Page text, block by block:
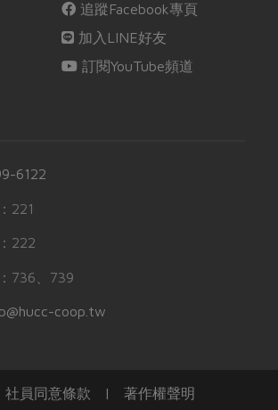
追蹤Facebook專頁
加入LINE好友
訂閱YouTube頻道
6122
221
222
736、739
coop.tw
社員同意條款 | 著作權聲明